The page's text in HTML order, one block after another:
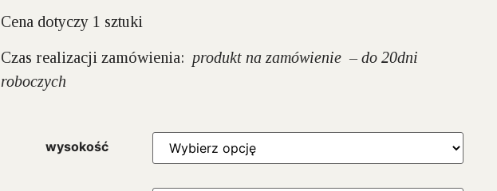
Cena dotyczy 1 sztuki
Czas realizacji zamówienia: produkt na zamówienie – do 20dni
roboczych
wysokość